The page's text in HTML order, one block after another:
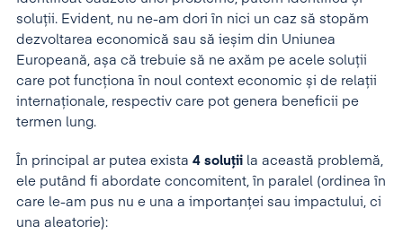
soluții. Evident, nu ne-am dori în nici un caz să stopăm
dezvoltarea economică sau să ieșim din Uniunea
Europeană, așa că trebuie să ne axăm pe acele soluții
care pot funcționa în noul context economic și de relații
internaționale, respectiv care pot genera beneficii pe
termen lung.
În principal ar putea exista 4 soluții la această problemă,
ele putând fi abordate concomitent, în paralel (ordinea în
care le-am pus nu e una a importanței sau impactului, ci
una aleatorie):